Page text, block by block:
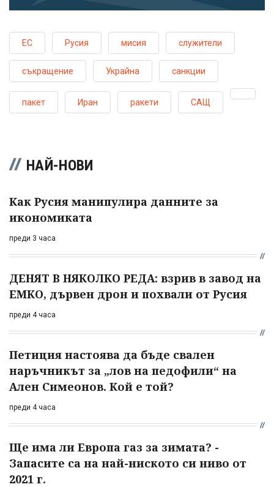
ЕС Русия мисия служители
съкращение Украйна санкции
пакет Иран ракети САЩ
НАЙ-НОВИ
Как Русия манипулира данните за
икономиката
преди 3 часа
ДЕНЯТ В НЯКОЛКО РЕДА: взрив в завод на
ЕМКО, дървен дрон и похвали от Русия
преди 4 часа
Петиция настоява да бъде свален
наръчникът за „лов на педофили“ на
Ален Симеонов. Кой е той?
преди 4 часа
Ще има ли Европа газ за зимата? -
Запасите са на най-ниското си ниво от
2021 г.